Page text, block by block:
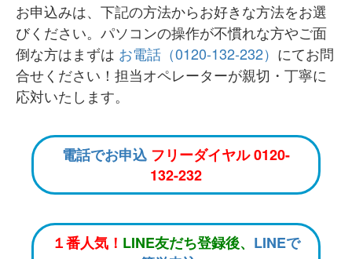
お申込みは、下記の方法からお好きな方法をお選
びください。パソコンの操作が不慣れな方やご面
倒な方はまずは お電話（0120-132-232） にてお問
合せください！担当オペレーターが親切・丁寧に
応対いたします。
電話でお申込 フリーダイヤル 0120-
132-232
１番人気！ LINE友だち登録後、 LINEで